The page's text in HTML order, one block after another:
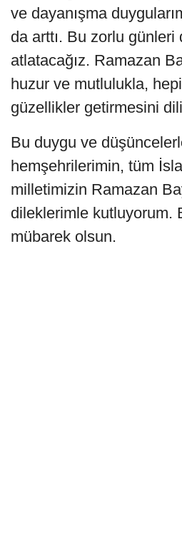
ve dayanışma
da arttı. Bu zorlu günleri
atlatacağız. Ramazan
huzur ve mutlulukla,
güzellikler getirmesini
Bu duygu ve
hemşehrilerimin, tüm
milletimizin Ramazan
dileklerimle kutluyorum.
mübarek olsun.